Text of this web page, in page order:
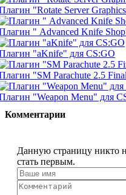
"Rotate Server
" Advanced Knife
"aKnife" для CS:GO
"SM Parachute 2.5
"Weapon Menu" для
Комментарии
Данную страницу никто
стать первым.